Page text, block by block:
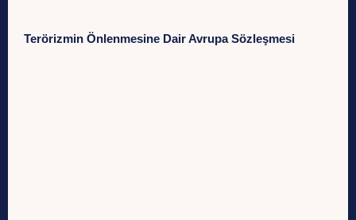
Terörizmin Önlenmesine Dair Avrupa Sözleşmesi